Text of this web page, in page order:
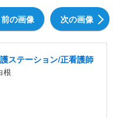
前の画像 次の画像
ステーション/正看護師
根